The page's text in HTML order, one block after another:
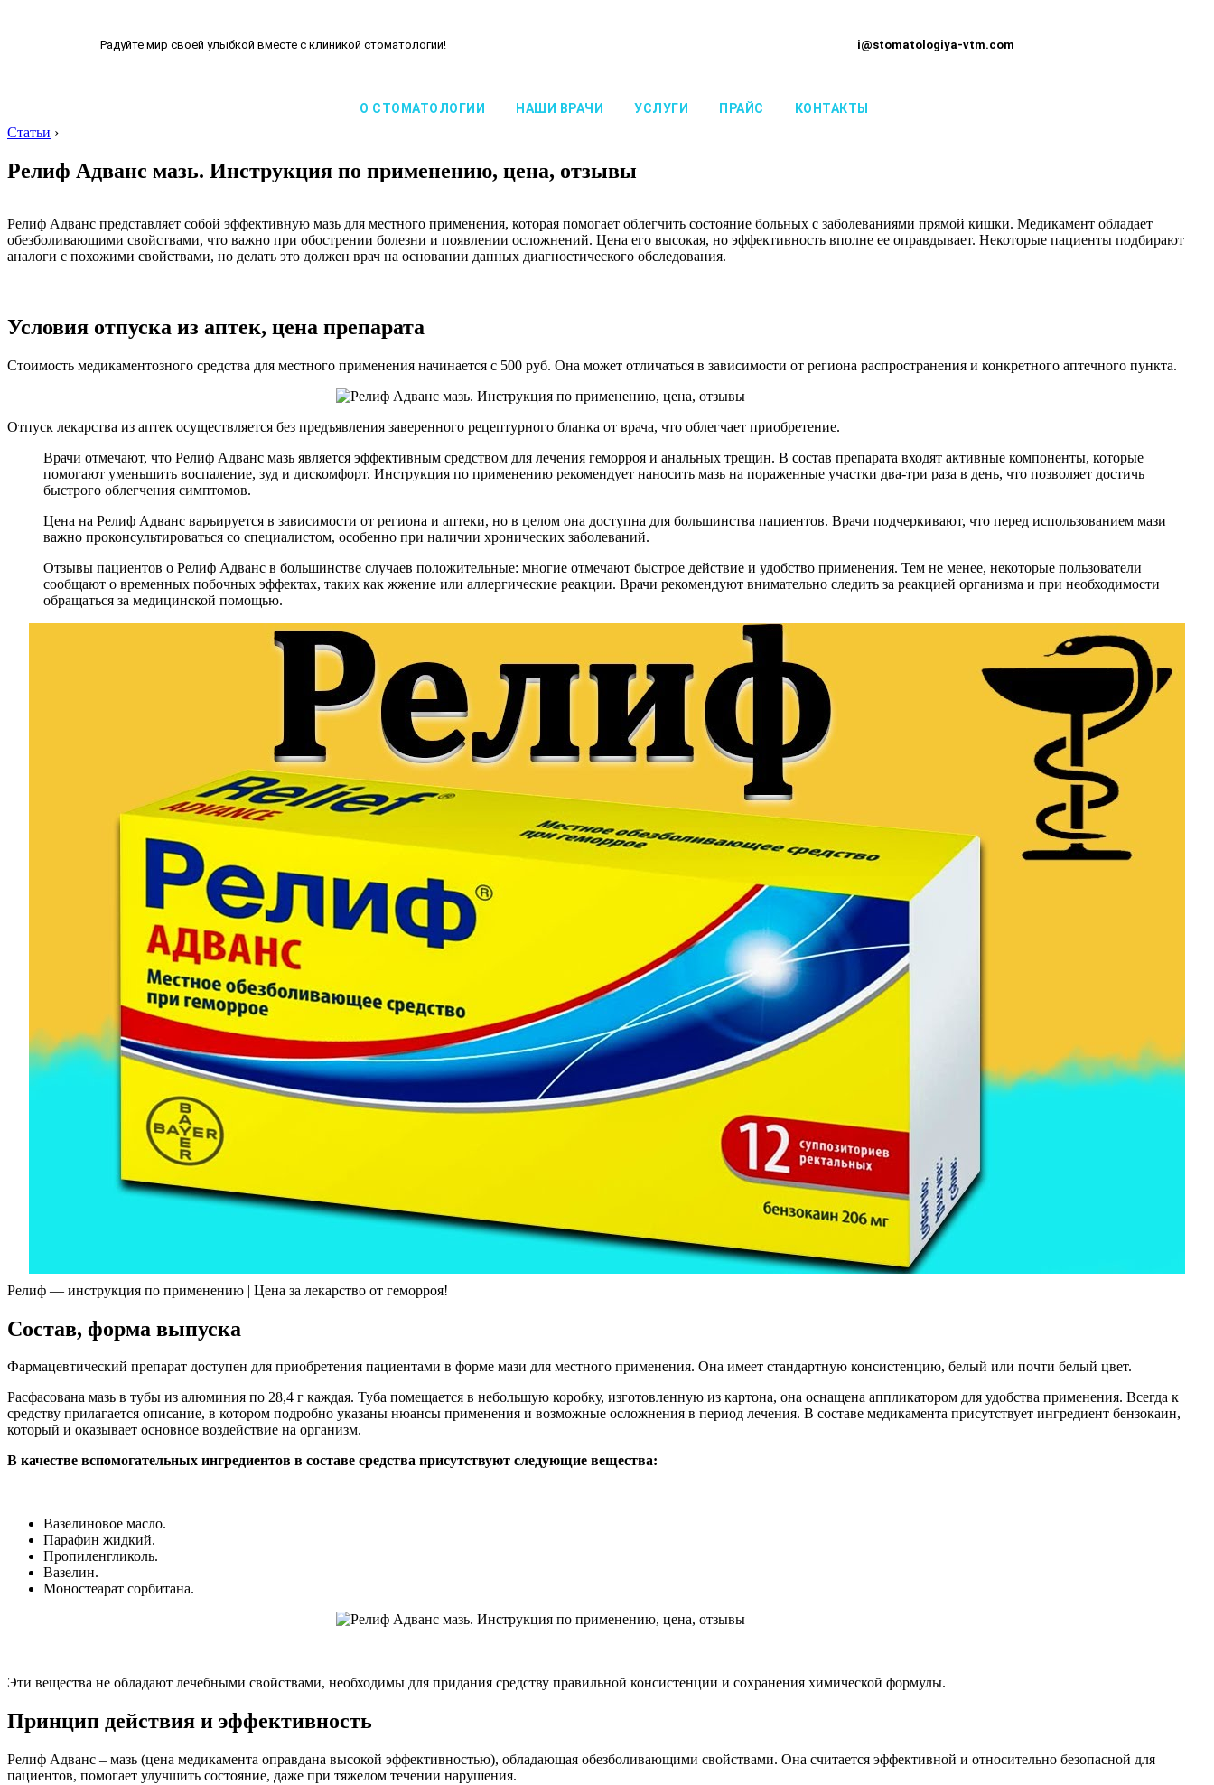
Радуйте мир своей улыбкой вместе с клиникой стоматологии! i@stomatologiya-vtm.com
О СТОМАТОЛОГИИ НАШИ ВРАЧИ УСЛУГИ ПРАЙС КОНТАКТЫ
Статьи ›
Релиф Адванс мазь. Инструкция по применению, цена, отзывы
Релиф Адванс представляет собой эффективную мазь для местного применения, которая помогает облегчить состояние больных с заболеваниями прямой кишки. Медикамент обладает
обезболивающими свойствами, что важно при обострении болезни и появлении осложнений. Цена его высокая, но эффективность вполне ее оправдывает. Некоторые пациенты подбирают
аналоги с похожими свойствами, но делать это должен врач на основании данных диагностического обследования.
Условия отпуска из аптек, цена препарата
Стоимость медикаментозного средства для местного применения начинается с 500 руб. Она может отличаться в зависимости от региона распространения и конкретного аптечного пункта.
Отпуск лекарства из аптек осуществляется без предъявления заверенного рецептурного бланка от врача, что облегчает приобретение.
Врачи отмечают, что Релиф Адванс мазь является эффективным средством для лечения геморроя и анальных трещин. В состав препарата входят активные компоненты, которые
помогают уменьшить воспаление, зуд и дискомфорт. Инструкция по применению рекомендует наносить мазь на пораженные участки два-три раза в день, что позволяет достичь
быстрого облегчения симптомов.
Цена на Релиф Адванс варьируется в зависимости от региона и аптеки, но в целом она доступна для большинства пациентов. Врачи подчеркивают, что перед использованием мази
важно проконсультироваться со специалистом, особенно при наличии хронических заболеваний.
Отзывы пациентов о Релиф Адванс в большинстве случаев положительные: многие отмечают быстрое действие и удобство применения. Тем не менее, некоторые пользователи
сообщают о временных побочных эффектах, таких как жжение или аллергические реакции. Врачи рекомендуют внимательно следить за реакцией организма и при необходимости
обращаться за медицинской помощью.
Релиф — инструкция по применению | Цена за лекарство от геморроя!
Состав, форма выпуска
Фармацевтический препарат доступен для приобретения пациентами в форме мази для местного применения. Она имеет стандартную консистенцию, белый или почти белый цвет.
Расфасована мазь в тубы из алюминия по 28,4 г каждая. Туба помещается в небольшую коробку, изготовленную из картона, она оснащена аппликатором для удобства применения. Всегда к
средству прилагается описание, в котором подробно указаны нюансы применения и возможные осложнения в период лечения. В составе медикамента присутствует ингредиент бензокаин,
который и оказывает основное воздействие на организм.
В качестве вспомогательных ингредиентов в составе средства присутствуют следующие вещества:
Вазелиновое масло.
Парафин жидкий.
Пропиленгликоль.
Вазелин.
Моностеарат сорбитана.
Эти вещества не обладают лечебными свойствами, необходимы для придания средству правильной консистенции и сохранения химической формулы.
Принцип действия и эффективность
Релиф Адванс – мазь (цена медикамента оправдана высокой эффективностью), обладающая обезболивающими свойствами. Она считается эффективной и относительно безопасной для
пациентов, помогает улучшить состояние, даже при тяжелом течении нарушения.